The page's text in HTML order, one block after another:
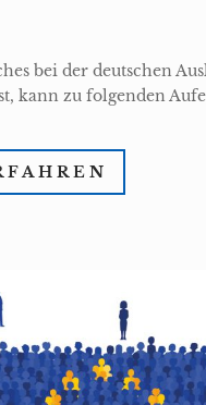
bei der deutschen
kann zu folgenden